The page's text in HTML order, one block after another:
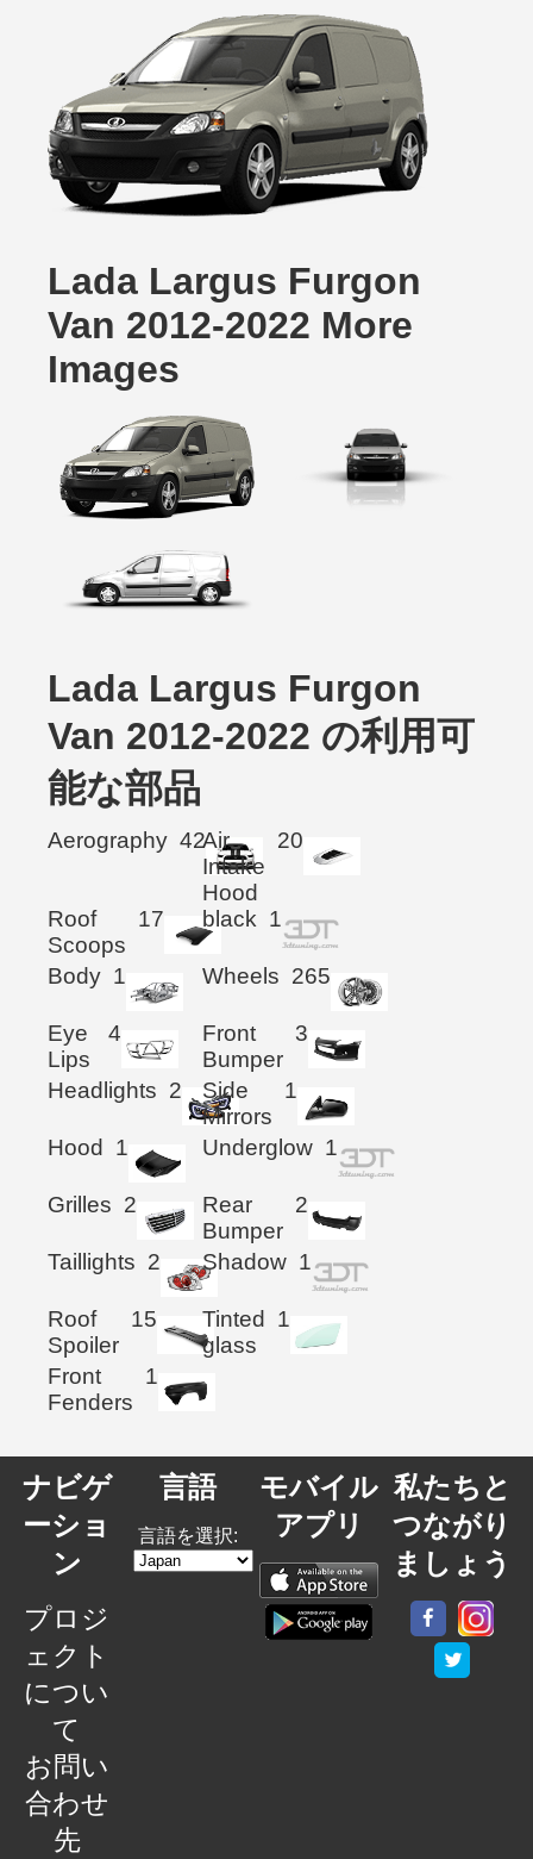
Lada Largus Furgon
Van 2012-2022 More
Images
Lada Largus Furgon
Van 2012-2022 の利用可
能な部品
Aerography 42Air
Intake
Hood
20
Roof
Scoops
17 black 1
Body 1 Wheels 265
Eye
Lips
4
Front
Bumper
3
Headlights 2
Side
Mirrors
1
Hood 1 Underglow 1
Grilles 2
Rear
Bumper
2
Taillights 2 Shadow 1
Roof
Spoiler
15
Tinted
glass
1
Front
Fenders
1
ナビゲ
ーショ
ン
プロジ
ェクト
につい
て
お問い
合わせ
先
言語
言語を選択:
モバイル
アプリ
私たちと
つながり
ましょう